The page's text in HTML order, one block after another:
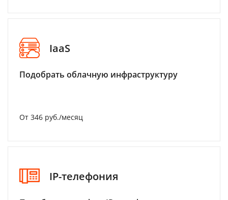
IaaS
Подобрать облачную инфраструктуру
От 346 руб./месяц
IP-телефония